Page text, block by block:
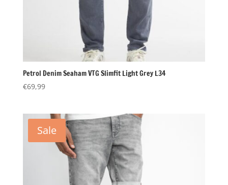
Petrol Denim Seaham VTG Slimfit Light Grey L34
€69,99
Sale